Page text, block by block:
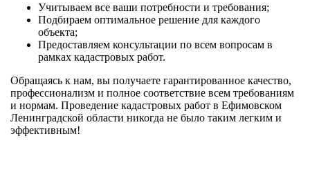
Учитываем все ваши потребности и требования;
Подбираем оптимальное решение для каждого
объекта;
Предоставляем консультации по всем вопросам в
рамках кадастровых работ.
Обращаясь к нам, вы получаете гарантированное качество,
профессионализм и полное соответствие всем требованиям
и нормам. Проведение кадастровых работ в Ефимовском
Ленинградской области никогда не было таким легким и
эффективным!